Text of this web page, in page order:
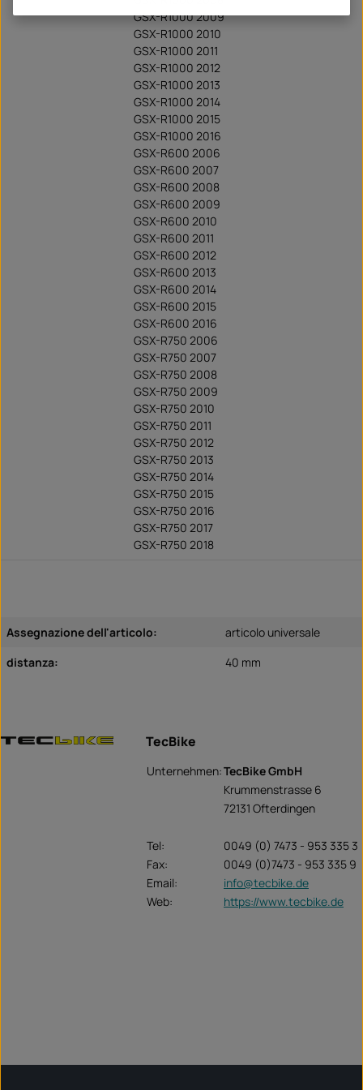
GSX-R1000 2009
GSX-R1000 2010
GSX-R1000 2011
GSX-R1000 2012
GSX-R1000 2013
GSX-R1000 2014
GSX-R1000 2015
GSX-R1000 2016
GSX-R600 2006
GSX-R600 2007
GSX-R600 2008
GSX-R600 2009
GSX-R600 2010
GSX-R600 2011
GSX-R600 2012
GSX-R600 2013
GSX-R600 2014
GSX-R600 2015
GSX-R600 2016
GSX-R750 2006
GSX-R750 2007
GSX-R750 2008
GSX-R750 2009
GSX-R750 2010
GSX-R750 2011
GSX-R750 2012
GSX-R750 2013
GSX-R750 2014
GSX-R750 2015
GSX-R750 2016
GSX-R750 2017
GSX-R750 2018
Assegnazione dell'articolo:
articolo universale
distanza:
40 mm
TecBike
Unternehmen:TecBike GmbH
Krummenstrasse 6
72131 Ofterdingen
Tel:
0049 (0) 7473 - 953 335 3
Fax:
0049 (0)7473 - 953 335 9
Email:
info@tecbike.de
Web:
https://www.tecbike.de